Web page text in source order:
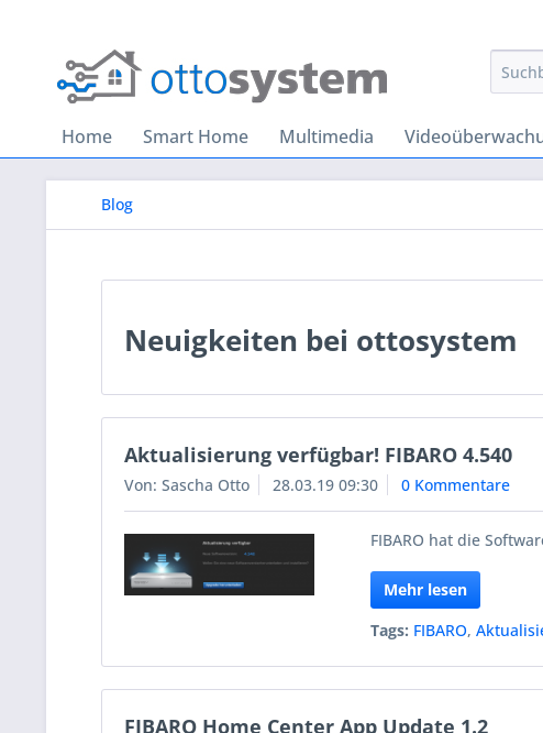
Home Smart Home Multimedia
Blog
Neuigkeiten bei ottosystem
Aktualisierung verfügbar! FIBARO 4.540
Von: Sascha Otto 28.03.19 09:30 0 Kommentare
FIBARO hat die
Mehr lesen
Tags: FIBARO,
FIBARO Home Center App Update 1.2